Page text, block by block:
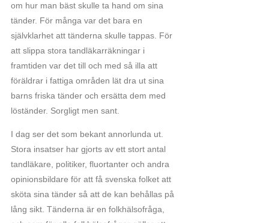
om hur man bäst skulle ta hand om sina
tänder. För många var det bara en
självklarhet att tänderna skulle tappas. För
att slippa stora tandläkarräkningar i
framtiden var det till och med så illa att
föräldrar i fattiga områden lät dra ut sina
barns friska tänder och ersätta dem med
löständer. Sorgligt men sant.
I dag ser det som bekant annorlunda ut.
Stora insatser har gjorts av ett stort antal
tandläkare, politiker, fluortanter och andra
opinionsbildare för att få svenska folket att
sköta sina tänder så att de kan behållas på
lång sikt. Tänderna är en folkhälsofråga,